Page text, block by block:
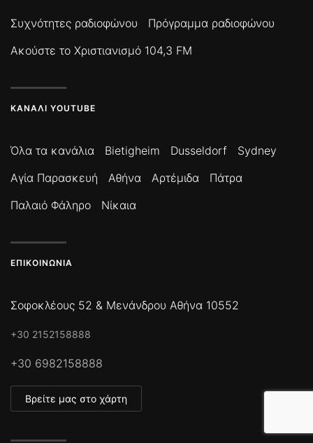
Συχνότητες ραδιοφώνου
Πρόγραμμα ραδιοφώνου
Ακούστε το Χριστιανισμό 104,3 FM
ΚΑΝΆΛΙ YOUTUBE
Όλα τα κανάλια Bietigheim Dusseldorf
Sydney
Αγία Παρασκευή
Αθήνα Αρτέμιδα
Πάτρα
Παλαιό Φάληρο
Νίκαια
ΕΠΙΚΟΙΝΩΝΊΑ
Σοφοκλέους 52 & Μενάνδρου Αθήνα 10552
+30 2152158888
+30 6982158888
Βρείτε μας στο χάρτη